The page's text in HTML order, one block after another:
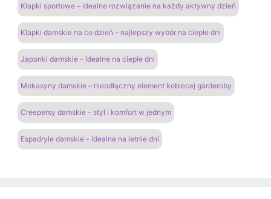
Klapki sportowe – idealne rozwiązanie na każdy aktywny dzień
Klapki damskie na co dzień – najlepszy wybór na ciepłe dni
Japonki damskie - idealne na ciepłe dni
Mokasyny damskie – nieodłączny element kobiecej garderoby
Creepersy damskie - styl i komfort w jednym
Espadryle damskie - idealne na letnie dni